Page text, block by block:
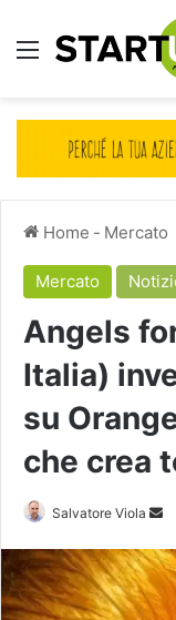
Menu
Home - Mercato
Mercato
Angels
Italia)
su
che crea
Salvatore Viola